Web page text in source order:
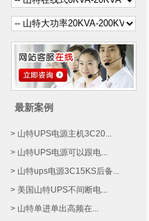
最新案例
> 山特UPS电源主机3C20...
> 山特UPS电源可以跟电...
> 山特ups电源3C15KS后备...
> 美国山特UPS不间断电...
> 山特单进单出高频在...